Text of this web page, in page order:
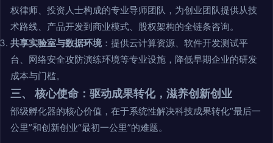
权律师、投资人士构成的专业导师团队，为创业团队提供从技
术路线、产品开发到商业模式、股权架构的全链条咨询。
共享实验室与数据环境：提供云计算资源、软件开发测试平
台、网络安全攻防演练环境等专业设施，降低早期企业的研发
成本与门槛。
三、 核心使命：驱动成果转化，滋养创新创业
部级孵化器的核心价值，在于系统性解决科技成果转化“最后一
公里”和创新创业“最初一公里”的难题。